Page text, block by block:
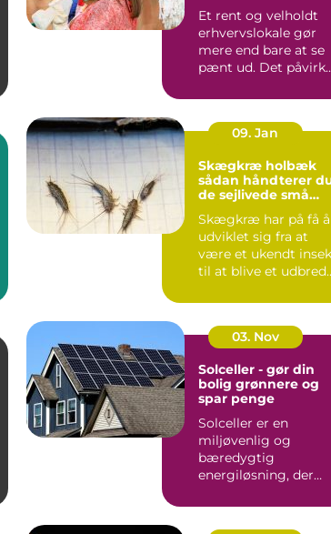
arbejdsmiljø
Et rent og velholdt
erhvervslokale gør
mere end bare at se
pænt ud. Det
medarbejdernes...
09. Jan
Skægkræ holbæk
sådan håndterer
de sejlivede små
Skægkræ har på få
udviklet sig fra at
være et ukendt
til at blive et udbredt
03. Nov
Solceller - gør din
bolig grønnere og
spar penge
Solceller er en
miljøvenlig og
bæredygtig
energiløsning, der
mere...